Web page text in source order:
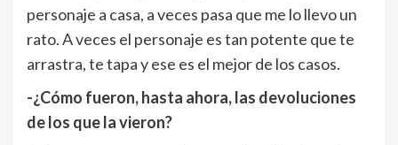
personaje a casa, a veces pasa que me lo llevo un
rato. A veces el personaje es tan potente que te
arrastra, te tapa y ese es el mejor de los casos.
-¿Cómo fueron, hasta ahora, las devoluciones
de los que la vieron?